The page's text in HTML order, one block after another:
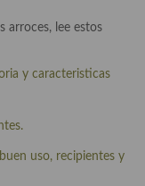
tostas y
arroces, lee estos
y caracteristicas
uso, recipientes y